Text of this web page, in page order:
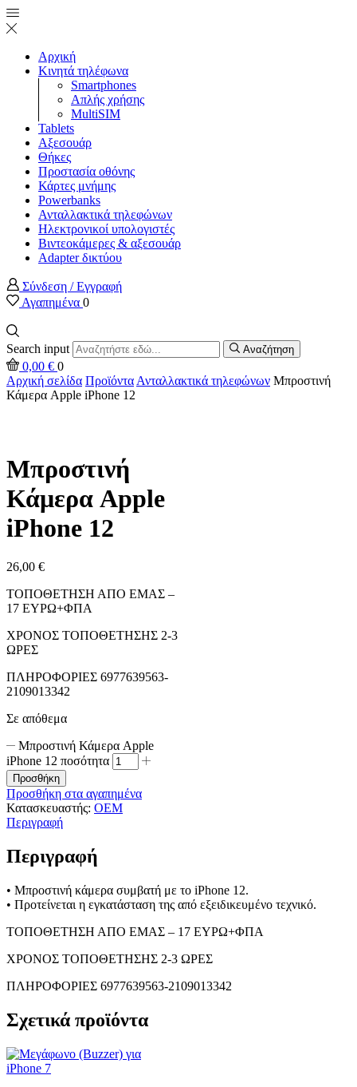
Αρχική
Κινητά τηλέφωνα
Smartphones
Απλής χρήσης
MultiSIM
Tablets
Αξεσουάρ
Θήκες
Προστασία οθόνης
Κάρτες μνήμης
Powerbanks
Ανταλλακτικά τηλεφώνων
Ηλεκτρονικοί υπολογιστές
Βιντεοκάμερες & αξεσουάρ
Adapter δικτύου
Σύνδεση / Εγγραφή
Αγαπημένα 0
Search input Αναζήτηση
0,00 € 0
Αρχική σελίδα Προϊόντα Ανταλλακτικά τηλεφώνων Μπροστινή
Κάμερα Apple iPhone 12
Μπροστινή
Κάμερα Apple
iPhone 12
26,00 €
ΤΟΠΟΘΕΤΗΣΗ ΑΠΟ ΕΜΑΣ –
17 ΕΥΡΩ+ΦΠΑ
ΧΡΟΝΟΣ ΤΟΠΟΘΕΤΗΣΗΣ 2-3
ΩΡΕΣ
ΠΛΗΡΟΦΟΡΙΕΣ 6977639563-
2109013342
Σε απόθεμα
Μπροστινή Κάμερα Apple
iPhone 12 ποσότητα
Προσθήκη
Προσθήκη στα αγαπημένα
Κατασκευαστής: OEM
Περιγραφή
Περιγραφή
• Μπροστινή κάμερα συμβατή με το iPhone 12.
• Προτείνεται η εγκατάσταση της από εξειδικευμένο τεχνικό.
ΤΟΠΟΘΕΤΗΣΗ ΑΠΟ ΕΜΑΣ – 17 ΕΥΡΩ+ΦΠΑ
ΧΡΟΝΟΣ ΤΟΠΟΘΕΤΗΣΗΣ 2-3 ΩΡΕΣ
ΠΛΗΡΟΦΟΡΙΕΣ 6977639563-2109013342
Σχετικά προϊόντα